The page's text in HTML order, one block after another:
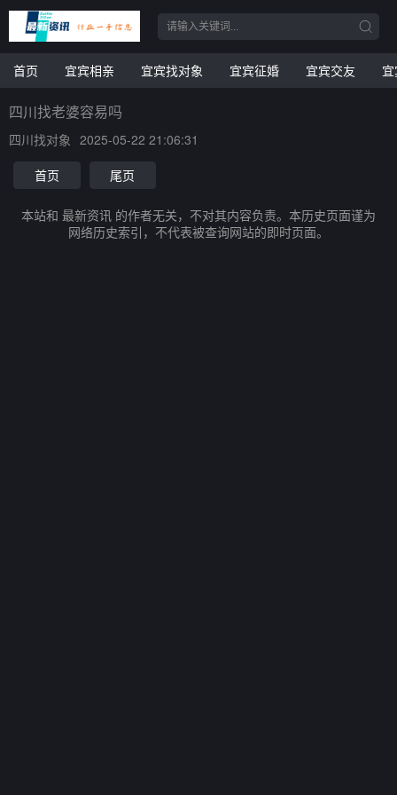
首页 宜宾相亲 宜宾找对象 宜宾征婚 宜宾交友
四川找老婆容易吗
四川找对象 2025-05-22 21:06:31
首页
尾页
本站和 最新资讯 的作者无关，不对其内容负责。本历史页面谨为
网络历史索引，不代表被查询网站的即时页面。